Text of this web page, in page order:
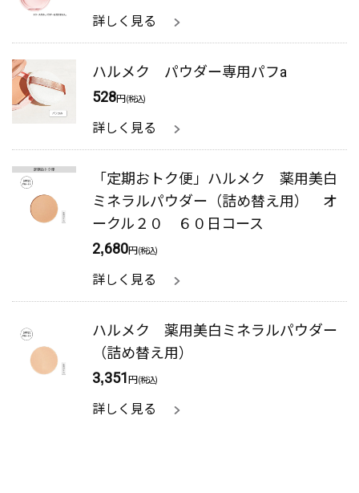
詳しく見る
ハルメク パウダー専用パフa
528円(税込)
詳しく見る
「定期おトク便」ハルメク 薬用美白
ミネラルパウダー（詰め替え用） オ
ークル２０ ６０日コース
2,680円(税込)
詳しく見る
ハルメク 薬用美白ミネラルパウダー
（詰め替え用）
3,351 円(税込)
詳しく見る